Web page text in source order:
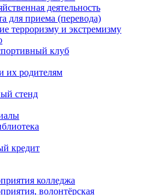
деятельность
для приема (перевода)
терроризму и экстремизму
клуб
их родителям
стенд
кредит
колледжа
волонтёрская